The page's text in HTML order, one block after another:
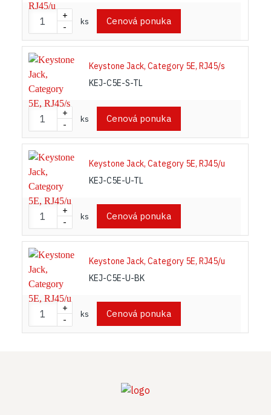
+
-
ks Cenová ponuka
Keystone Jack, Category 5E, RJ45/s
KEJ-C5E-S-TL
+
-
ks Cenová ponuka
Keystone Jack, Category 5E, RJ45/u
KEJ-C5E-U-TL
+
-
ks Cenová ponuka
Keystone Jack, Category 5E, RJ45/u
KEJ-C5E-U-BK
+
-
ks Cenová ponuka